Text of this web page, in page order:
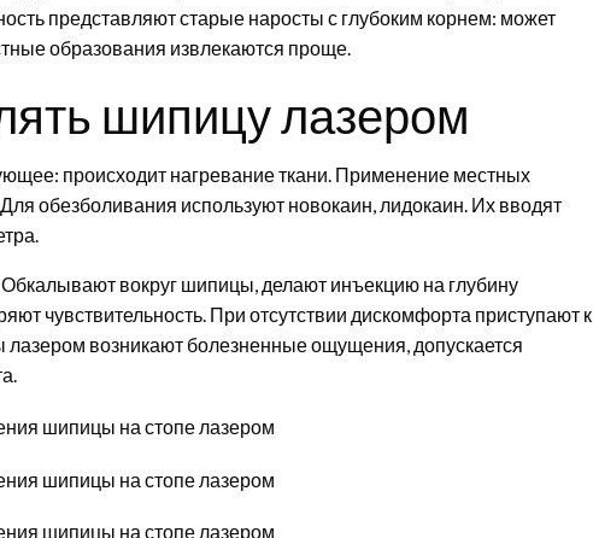
представляют старые наросты с глубоким корнем: может
образования извлекаются проще.
шипицу лазером
происходит нагревание ткани. Применение местных
обезболивания используют новокаин, лидокаин. Их вводят
Обкалывают вокруг шипицы, делают инъекцию на глубину
чувствительность. При отсутствии дискомфорта приступают к
возникают болезненные ощущения, допускается